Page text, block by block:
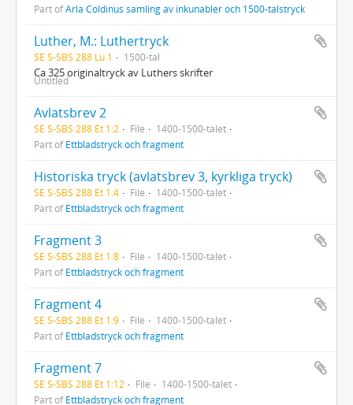
Part ofArla Coldinus samling av inkunabler och 1500-talstryck
Luther, M.: Luthertryck
SE S-SBS 288 Lu 1 1500-tal
Ca 325 originaltryck av Luthers skrifter
Untitled
Avlatsbrev 2
SE S-SBS 288 Et 1:2 File
1400-1500-talet
Part ofEttbladstryck och fragment
Historiska tryck (avlatsbrev 3, kyrkliga tryck)
SE S-SBS 288 Et 1:4 File
1400-1500-talet
Part ofEttbladstryck och fragment
Fragment 3
SE S-SBS 288 Et 1:8 File
1400-1500-talet
Part ofEttbladstryck och fragment
Fragment 4
SE S-SBS 288 Et 1:9 File
1400-1500-talet
Part ofEttbladstryck och fragment
Fragment 7
SE S-SBS 288 Et 1:12 File
1400-1500-talet
Part ofEttbladstryck och fragment